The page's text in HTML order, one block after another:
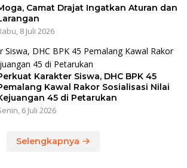
Camat Drajat Ingatkan Aturan dan
8 Juli 2026
Karakter Siswa, DHC BPK 45
Kawal Rakor Sosialisasi Nilai
45 di Petarukan
6 Juli 2026
Selengkapnya